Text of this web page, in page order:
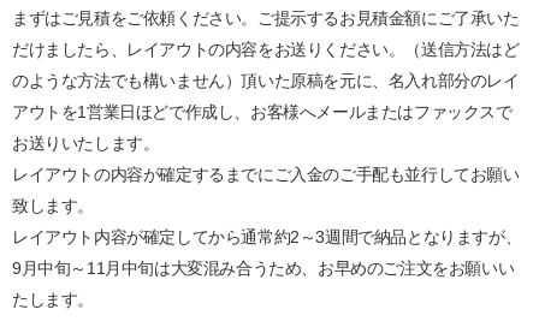
まずはご見積をご依頼ください。ご提示するお見積金額にご了承いた
だけましたら、レイアウトの内容をお送りください。（送信方法はど
のような方法でも構いません）頂いた原稿を元に、名入れ部分のレイ
アウトを1営業日ほどで作成し、お客様へメールまたはファックスで
お送りいたします。
レイアウトの内容が確定するまでにご入金のご手配も並行してお願い
致します。
レイアウト内容が確定してから通常約2～3週間で納品となりますが、
9月中旬～11月中旬は大変混み合うため、お早めのご注文をお願いい
たします。